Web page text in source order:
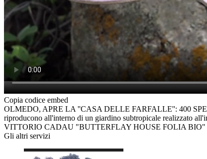
Copia codice embed
OLMEDO, APRE LA ''CASA DELLE FARFALLE'': 400
riproducono all'interno di un giardino subtropicale realizzato
VITTORIO CADAU "BUTTERFLAY HOUSE FOLIA
Gli altri servizi